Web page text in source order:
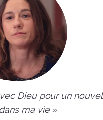
Dieu pour un nouvel
ma vie »